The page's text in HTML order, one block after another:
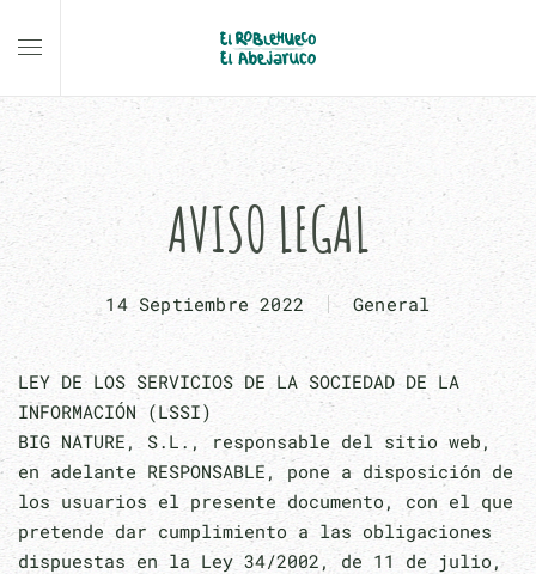
Skip to main content
AVISO LEGAL
14 Septiembre 2022 General
LEY DE LOS SERVICIOS DE LA SOCIEDAD DE LA
INFORMACIÓN (LSSI)
BIG NATURE, S.L., responsable del sitio web,
en adelante RESPONSABLE, pone a disposición de
los usuarios el presente documento, con el que
pretende dar cumplimiento a las obligaciones
dispuestas en la Ley 34/2002, de 11 de julio,